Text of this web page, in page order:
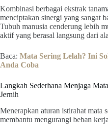
Kombinasi berbagai ekstrak
menciptakan sinergi yang sangat
Tubuh manusia cenderung lebih
aktif yang berasal langsung dari
Baca: Mata Sering Lelah? Ini
Anda Coba
Langkah Sederhana Menjaga
Jernih
Menerapkan aturan istirahat mata
membantu mengurangi beban